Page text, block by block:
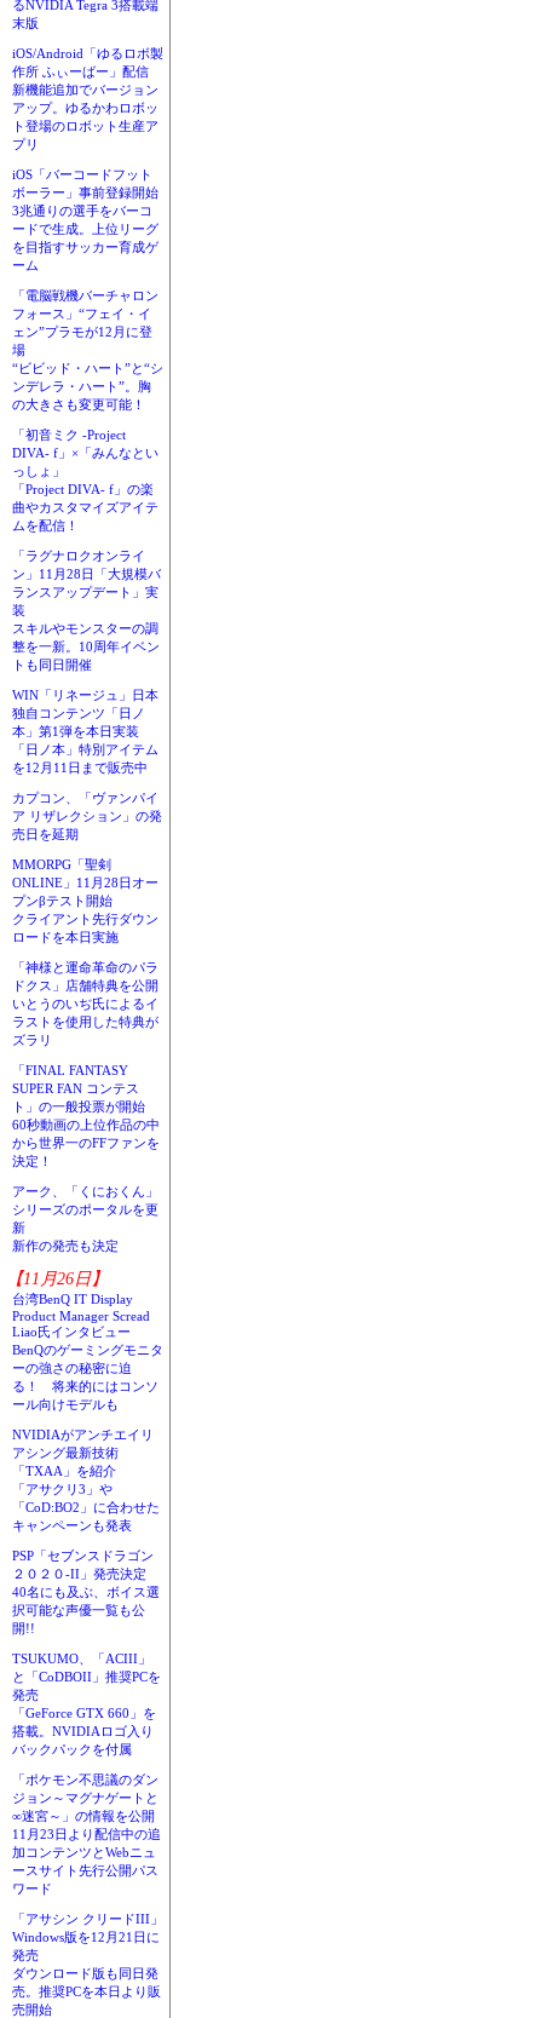
るNVIDIA Tegra 3搭載端
末版
iOS/Android「ゆるロボ製
作所 ふぃーばー」配信
新機能追加でバージョン
アップ。ゆるかわロボッ
ト登場のロボット生産ア
プリ
iOS「バーコードフット
ボーラー」事前登録開始
3兆通りの選手をバーコ
ードで生成。上位リーグ
を目指すサッカー育成ゲ
ーム
「電脳戦機バーチャロン
フォース」“フェイ・イ
ェン”プラモが12月に登
場
“ビビッド・ハート”と“シ
ンデレラ・ハート”。胸
の大きさも変更可能！
「初音ミク -Project
DIVA- f」×「みんなとい
っしょ」
「Project DIVA- f」の楽
曲やカスタマイズアイテ
ムを配信！
「ラグナロクオンライ
ン」11月28日「大規模バ
ランスアップデート」実
装
スキルやモンスターの調
整を一新。10周年イベン
トも同日開催
WIN「リネージュ」日本
独自コンテンツ「日ノ
本」第1弾を本日実装
「日ノ本」特別アイテム
を12月11日まで販売中
カプコン、「ヴァンパイ
ア リザレクション」の発
売日を延期
MMORPG「聖剣
ONLINE」11月28日オー
プンβテスト開始
クライアント先行ダウン
ロードを本日実施
「神様と運命革命のパラ
ドクス」店舗特典を公開
いとうのいぢ氏によるイ
ラストを使用した特典が
ズラリ
「FINAL FANTASY
SUPER FAN コンテス
ト」の一般投票が開始
60秒動画の上位作品の中
から世界一のFFファンを
決定！
アーク、「くにおくん」
シリーズのポータルを更
新
新作の発売も決定
【11月26日】
台湾BenQ IT Display
Product Manager Scread
Liao氏インタビュー
BenQのゲーミングモニタ
ーの強さの秘密に迫
る！ 将来的にはコンソ
ール向けモデルも
NVIDIAがアンチエイリ
アシング最新技術
「TXAA」を紹介
「アサクリ3」や
「CoD:BO2」に合わせた
キャンペーンも発表
PSP「セブンスドラゴン
２０２０-II」発売決定
40名にも及ぶ、ボイス選
択可能な声優一覧も公
開!!
TSUKUMO、「ACIII」
と「CoDBOII」推奨PCを
発売
「GeForce GTX 660」を
搭載。NVIDIAロゴ入り
バックパックを付属
「ポケモン不思議のダン
ジョン～マグナゲートと
∞迷宮～」の情報を公開
11月23日より配信中の追
加コンテンツとWebニュ
ースサイト先行公開パス
ワード
「アサシン クリードIII」
Windows版を12月21日に
発売
ダウンロード版も同日発
売。推奨PCを本日より販
売開始